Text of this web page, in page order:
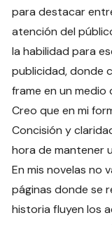
para destacar
atención del
la habilidad para
publicidad, donde
frame en un
Creo que en mi
Concisión y
hora de mantener
En mis novelas no
páginas donde se
historia fluyen los